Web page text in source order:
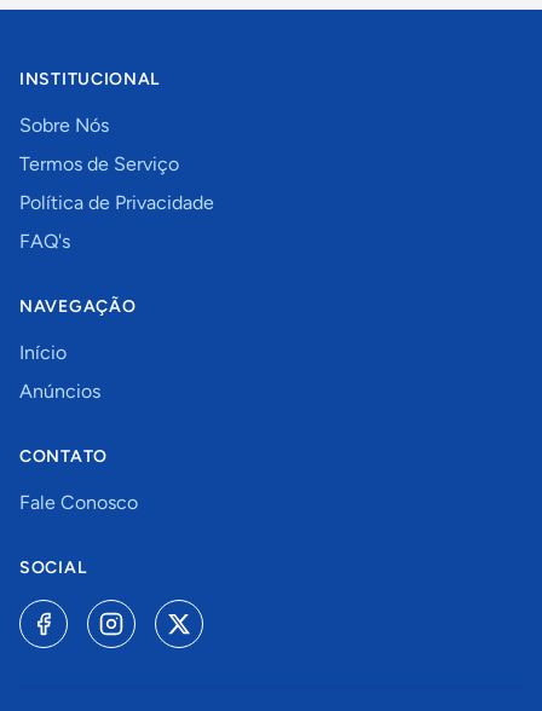
INSTITUCIONAL
Sobre Nós
Termos de Serviço
Política de Privacidade
FAQ's
NAVEGAÇÃO
Início
Anúncios
CONTATO
Fale Conosco
SOCIAL